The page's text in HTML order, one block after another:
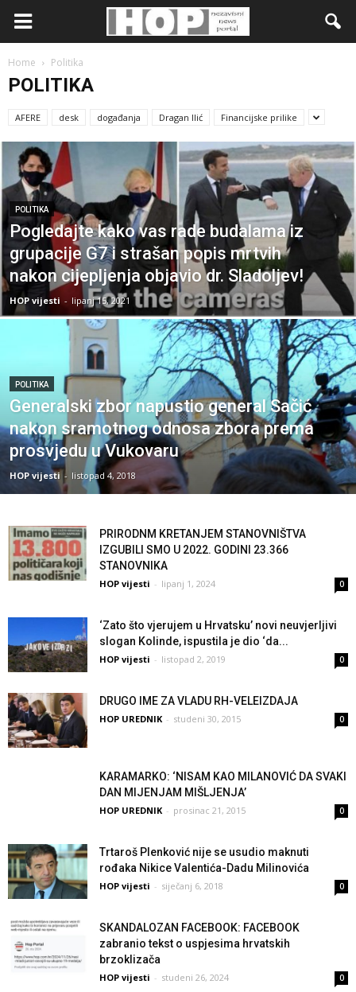
Home Politika
POLITIKA
AFERE desk događanja Dragan Ilić Financijske prilike
POLITIKA
Pogledajte kako vas rade budalama iz
grupacije G7 i strašan popis mrtvih
nakon cijepljenja objavio dr. Sladoljev!
HOP vijesti - lipanj 15, 2021
POLITIKA
Generalski zbor napustio general Sačić
nakon sramotnog odnosa zbora prema
prosvjedu u Vukovaru
HOP vijesti - listopad 4, 2018
PRIRODNM KRETANJEM STANOVNIŠTVA
IZGUBILI SMO U 2022. GODINI 23.366
STANOVNIKA
HOP vijesti - lipanj 1, 2024 0
‘Zato što vjerujem u Hrvatsku’ novi neuvjerljivi
slogan Kolinde, ispustila je dio ‘da...
HOP vijesti - listopad 2, 2019 0
DRUGO IME ZA VLADU RH-VELEIZDAJA
HOP UREDNIK - studeni 30, 2015 0
KARAMARKO: ‘NISAM KAO MILANOVIĆ DA SVAKI
DAN MIJENJAM MIŠLJENJA’
HOP UREDNIK - prosinac 21, 2015 0
Trtaroš Plenković nije se usudio maknuti
rođaka Nikice Valentića-Dadu Milinovića
HOP vijesti - siječanj 6, 2018 0
SKANDALOZAN FACEBOOK: FACEBOOK
zabranio tekst o uspjesima hrvatskih
brzoklizača
HOP vijesti - studeni 26, 2024 0